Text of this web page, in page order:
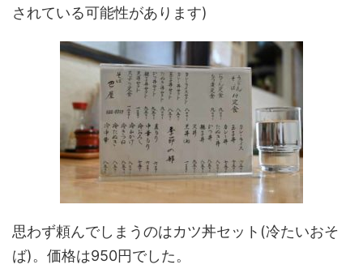
されている可能性があります)
思わず頼んでしまうのはカツ丼セット(冷たいおそ
ば)。価格は950円でした。